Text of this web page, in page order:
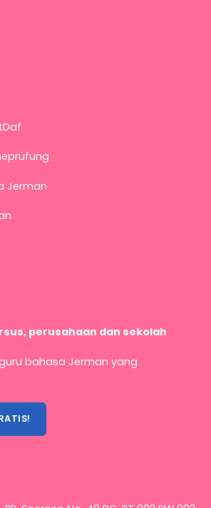
Jerman
perusahaan dan sekolah
bahasa Jerman yang